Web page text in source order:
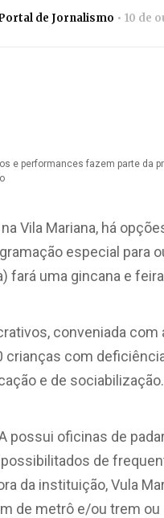
de Jornalismo 10 de
e performances fazem parte da
Vila Mariana, há
especial para
fará uma gincana e
conveniada
crianças com
e de sociabilização.
possui oficinas de
de
da instituição, Vula
de metrô e/ou trem